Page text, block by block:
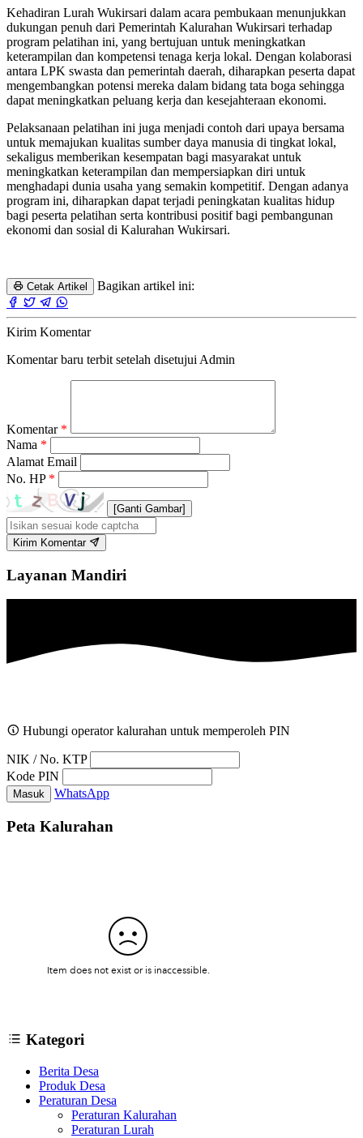
Kehadiran Lurah Wukirsari dalam acara pembukaan menunjukkan
dukungan penuh dari Pemerintah Kalurahan Wukirsari terhadap
program pelatihan ini, yang bertujuan untuk meningkatkan
keterampilan dan kompetensi tenaga kerja lokal. Dengan kolaborasi
antara LPK swasta dan pemerintah daerah, diharapkan peserta dapat
mengembangkan potensi mereka dalam bidang tata boga sehingga
dapat meningkatkan peluang kerja dan kesejahteraan ekonomi.
Pelaksanaan pelatihan ini juga menjadi contoh dari upaya bersama
untuk memajukan kualitas sumber daya manusia di tingkat lokal,
sekaligus memberikan kesempatan bagi masyarakat untuk
meningkatkan keterampilan dan mempersiapkan diri untuk
menghadapi dunia usaha yang semakin kompetitif. Dengan adanya
program ini, diharapkan dapat terjadi peningkatan kualitas hidup
bagi peserta pelatihan serta kontribusi positif bagi pembangunan
ekonomi dan sosial di Kalurahan Wukirsari.
Cetak Artikel Bagikan artikel ini:
Kirim Komentar
Komentar baru terbit setelah disetujui Admin
Komentar *
Nama *
Alamat Email
No. HP *
[Ganti Gambar]
Kirim Komentar
Layanan Mandiri
Hubungi operator kalurahan untuk memperoleh PIN
NIK / No. KTP
Kode PIN
Masuk WhatsApp
Peta Kalurahan
Kategori
Berita Desa
Produk Desa
Peraturan Desa
Peraturan Kalurahan
Peraturan Lurah